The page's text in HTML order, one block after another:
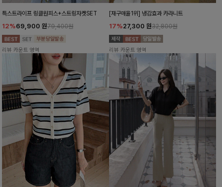
특스트라이프 링클원피스+스트링자켓SET
12%69,900 원79,400원
리뷰 카운트 영역
[재구매율1위] 냉감효과 카라니트
17%27,300 원32,800원
리뷰 카운트 영역